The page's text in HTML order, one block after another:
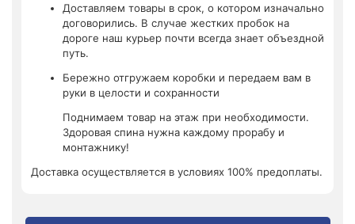
Доставляем товары в срок, о котором изначально
договорились. В случае жестких пробок на
дороге наш курьер почти всегда знает объездной
путь.
Бережно отгружаем коробки и передаем вам в
руки в целости и сохранности
Поднимаем товар на этаж при необходимости.
Здоровая спина нужна каждому прорабу и
монтажнику!
Доставка осуществляется в условиях 100% предоплаты.